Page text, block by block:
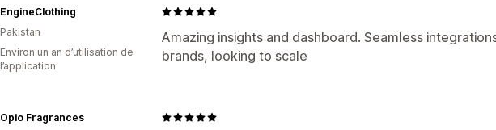
Amazing insights and dashboard. Seamless
brands, looking to scale
EngineClothing
Pakistan
Environ un an d’utilisation de
l’application
Opio Fragrances